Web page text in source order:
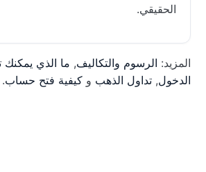
الحقيقي.
المزيد: الرسوم والتكاليف, ما الذي يمكنك
الدخول, تداول الذهب و كيفية فتح حساب.